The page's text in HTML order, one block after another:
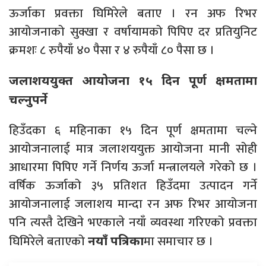
ऊर्जाका प्रवक्ता घिमिरेले बताए । रन अफ रिभर
आयोजनाको सुक्खा र वर्षायामको पिपिए दर प्रतियुनिट
क्रमशः ८ रुपैयाँ ४० पैसा र ४ रुपैयाँ ८० पैसा छ ।
जलाशययुक्त आयोजना १५ दिन पूर्ण क्षमतामा
चल्नुपर्ने
हिउँदका ६ महिनाका १५ दिन पूर्ण क्षमतामा चल्ने
आयोजनालाई मात्र जलाशययुक्त आयोजना मानी सोही
आधारमा पिपिए गर्ने निर्णय ऊर्जा मन्त्रालयले गरेको छ ।
वर्षिक ऊर्जाको ३५ प्रतिशत हिउँदमा उत्पादन गर्ने
आयोजनालाई जलाशय मान्दा रन अफ रिभर आयोजना
पनि त्यस्तै देखिने भएकाले नयाँ व्यवस्था गरिएको प्रवक्ता
घिमिरेले बताएकोनयाँ पत्रिकामा समाचार छ ।